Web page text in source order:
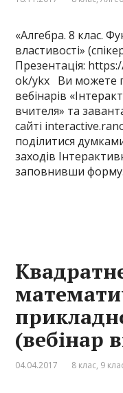
«Алгебра. 8 клас.
властивості»
Презентація:
ok/ykx Ви можете
вебінарів
вчителя» та
сайті
поділитися
заходів
заповнивши форму.
(вебінар
04.04.2017 8 клас, 9